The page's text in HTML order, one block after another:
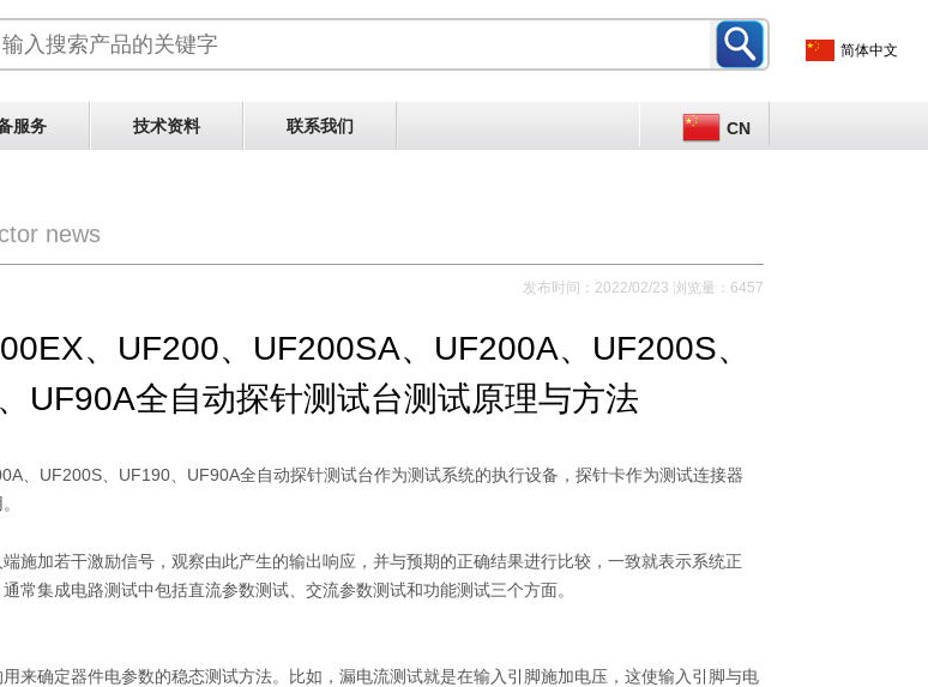
服务 技术资料 联系我们 CN
news
发布时间：2022/02/23 浏览量：6457
、UF200、UF200SA、UF200A、UF200S、
UF90A全自动探针测试台测试原理与方法
UF200S UF190 UF90A全自动探针测试台作为测试系统的执行设备，探针卡作为测试连接器
施加若干激励信号，观察由此产生的输出响应，并与预期的正确结果进行比较，一致就表示系统正
常集成电路测试中包括直流参数测试、交流参数测试和功能测试三个方面。
来确定器件电参数的稳态测试方法。比如，漏电流测试就是在输入引脚施加电压，这使输入引脚与电
简体中文